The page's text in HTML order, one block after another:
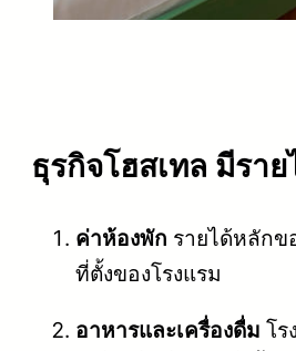
ธุรกิจโฮสเทล มีรา
ค่าห้องพัก รายได้หลักข
ที่ตั้งของโรงแรม
อาหารและเครื่องดื่ม โ